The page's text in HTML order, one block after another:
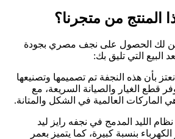
المنتج من متجرنا؟
لك الحصول على نجف مصري بجودة
البيع التي تليق بك:
بأن هذه النجفة تم تصميمها وتصنيعها
قطع الغيار والصيانة السريعة، مع
الماركات العالمية في الشكل والمتانة.
الليد المدمج في نجفه رايز ليد
بنسبة كبيرة، كما يتميز بعمر